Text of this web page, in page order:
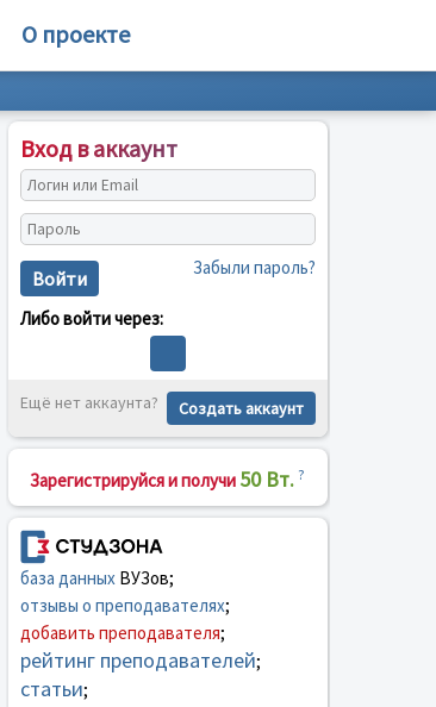
О проекте
Вход в аккаунт
Войти Забыли пароль?
Либо войти через:
Ещё нет аккаунта? Создать аккаунт
Зарегистрируйся и получи 50 Вт. ?
база данныхВУЗов;
отзывы о преподавателях;
добавить преподавателя;
рейтинг преподавателей;
статьи;